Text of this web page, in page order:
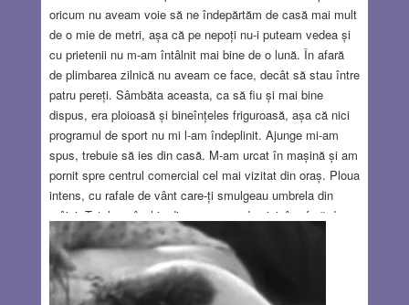
oricum nu aveam voie să ne îndepărtăm de casă mai mult
de o mie de metri, așa că pe nepoți nu-i puteam vedea și
cu prietenii nu m-am întâlnit mai bine de o lună. În afară
de plimbarea zilnică nu aveam ce face, decât să stau între
patru pereți. Sâmbăta aceasta, ca să fiu și mai bine
dispus, era ploioasă și bineînțeles friguroasă, așa că nici
programul de sport nu mi l-am îndeplinit. Ajunge mi-am
spus, trebuie să ies din casă. M-am urcat în mașină și am
pornit spre centrul comercial cel mai vizitat din oraș. Ploua
intens, cu rafale de vânt care-ți smulgeau umbrela din
mâini. Totul era închis din cauza pandemiei, în afară de un
supermarket rusesc numit Tiv Taam (Gust Bun), care a
apărut odată cu emigrația din fosta Uniune Sovietică.
Lângă intrarea în magazin, într-un colț, un afroamerican cu
un sintetizator cânta muzică de jazz. (Era unul din acei